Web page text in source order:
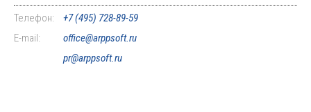
Телефон:
+7 (495) 728-89-59
E-mail:
office@arppsoft.ru
pr@arppsoft.ru